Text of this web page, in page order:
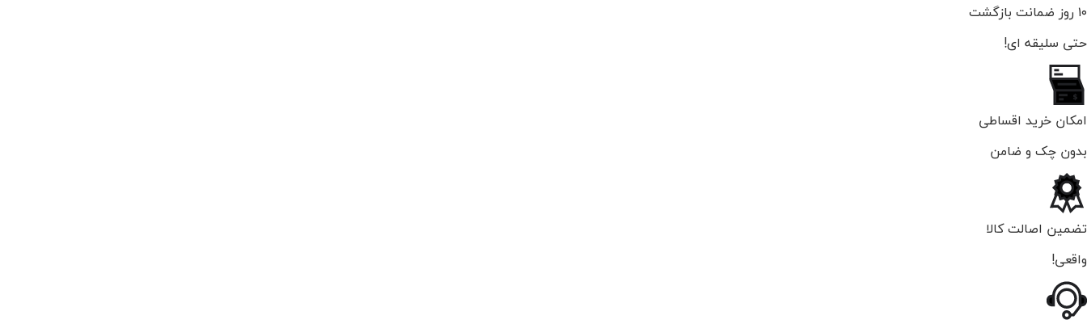
۱۰ روز ضمانت بازگشت
حتی سلیقه ای!
امکان خرید اقساطی
بدون چک و ضامن
تضمین اصالت کالا
واقعی!